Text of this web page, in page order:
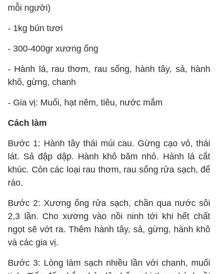
mỗi người)
- 1kg bún tươi
- 300-400gr xương ống
- Hành lá, rau thơm, rau sống, hành tây, sả, hành
khô, gừng, chanh
- Gia vị: Muối, hạt nêm, tiêu, nước mắm
Cách làm
Bước 1: Hành tây thái múi cau. Gừng cạo vỏ, thái
lát. Sả đập dập. Hành khô băm nhỏ. Hành lá cắt
khúc. Còn các loại rau thơm, rau sống rửa sạch, để
ráo.
Bước 2: Xương ống rửa sạch, chần qua nước sôi
2,3 lần. Cho xương vào nồi ninh tới khi hết chất
ngọt sẽ vớt ra. Thêm hành tây, sả, gừng, hành khô
và các gia vị.
Bước 3: Lòng làm sạch nhiều lần với chanh, muối